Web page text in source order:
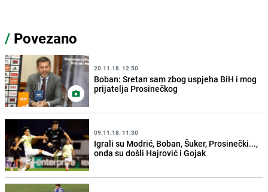
/ Povezano
20.11.18. 12:50
Boban: Sretan sam zbog uspjeha BiH i mog
prijatelja Prosinečkog
09.11.18. 11:30
Igrali su Modrić, Boban, Šuker, Prosinečki...,
onda su došli Hajrović i Gojak